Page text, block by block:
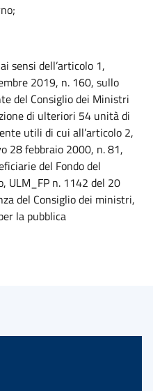
sensi dell’articolo 1,
2019, n. 160, sullo
del Consiglio dei Ministri
di ulteriori 54 unità di
utili di cui all’articolo 2,
28 febbraio 2000, n. 81,
del Fondo del
ULM_FP n. 1142 del 20
del Consiglio dei ministri,
la pubblica